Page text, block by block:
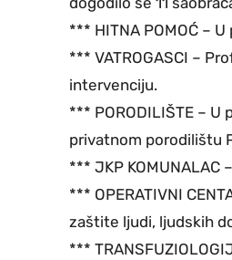
*** HITNA POMOĆ –
*** VATROGASCI –
intervenciju.
*** PORODILIŠTE –
privatnom porodilištu
*** JKP KOMUNALAC
*** OPERATIVNI
zaštite ljudi, ljudskih
***